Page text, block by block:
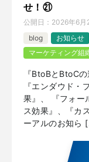
せ！㉑
公開日： 2026年6月
blog
お知らせ
マーケティング組
『BtoBとBtoC
『エンダウド・
果』、 『フォー
ス効果』、『カ
ーアルのお知ら